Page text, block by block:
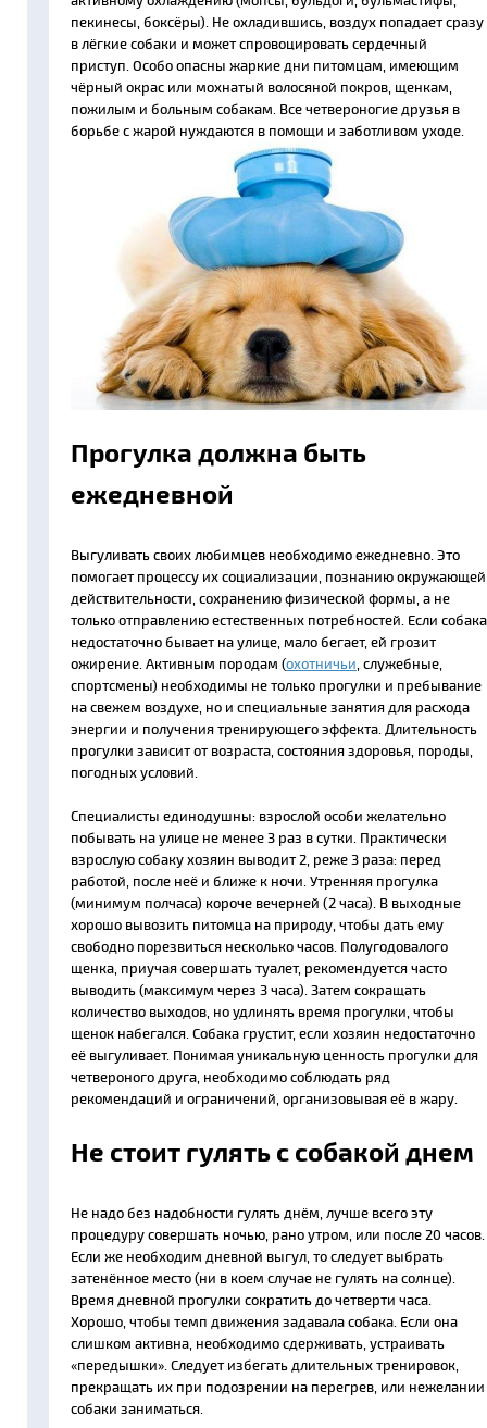
пекинесы, боксёры). Не охладившись, воздух попадает сразу
в лёгкие собаки и может спровоцировать сердечный
приступ. Особо опасны жаркие дни питомцам, имеющим
чёрный окрас или мохнатый волосяной покров, щенкам,
пожилым и больным собакам. Все четвероногие друзья в
борьбе с жарой нуждаются в помощи и заботливом уходе.
Прогулка должна быть
ежедневной
Выгуливать своих любимцев необходимо ежедневно. Это
помогает процессу их социализации, познанию окружающей
действительности, сохранению физической формы, а не
только отправлению естественных потребностей. Если собака
недостаточно бывает на улице, мало бегает, ей грозит
ожирение. Активным породам (охотничьи , служебные,
спортсмены) необходимы не только прогулки и пребывание
на свежем воздухе, но и специальные занятия для расхода
энергии и получения тренирующего эффекта. Длительность
прогулки зависит от возраста, состояния здоровья, породы,
погодных условий.
Специалисты единодушны: взрослой особи желательно
побывать на улице не менее 3 раз в сутки. Практически
взрослую собаку хозяин выводит 2, реже 3 раза: перед
работой, после неё и ближе к ночи. Утренняя прогулка
(минимум полчаса) короче вечерней (2 часа). В выходные
хорошо вывозить питомца на природу, чтобы дать ему
свободно порезвиться несколько часов. Полугодовалого
щенка, приучая совершать туалет, рекомендуется часто
выводить (максимум через 3 часа). Затем сокращать
количество выходов, но удлинять время прогулки, чтобы
щенок набегался. Собака грустит, если хозяин недостаточно
её выгуливает. Понимая уникальную ценность прогулки для
четвероного друга, необходимо соблюдать ряд
рекомендаций и ограничений, организовывая её в жару.
Не стоит гулять с собакой днем
Не надо без надобности гулять днём, лучше всего эту
процедуру совершать ночью, рано утром, или после 20 часов.
Если же необходим дневной выгул, то следует выбрать
затенённое место (ни в коем случае не гулять на солнце).
Время дневной прогулки сократить до четверти часа.
Хорошо, чтобы темп движения задавала собака. Если она
слишком активна, необходимо сдерживать, устраивать
«передышки». Следует избегать длительных тренировок,
прекращать их при подозрении на перегрев, или нежелании
собаки заниматься.